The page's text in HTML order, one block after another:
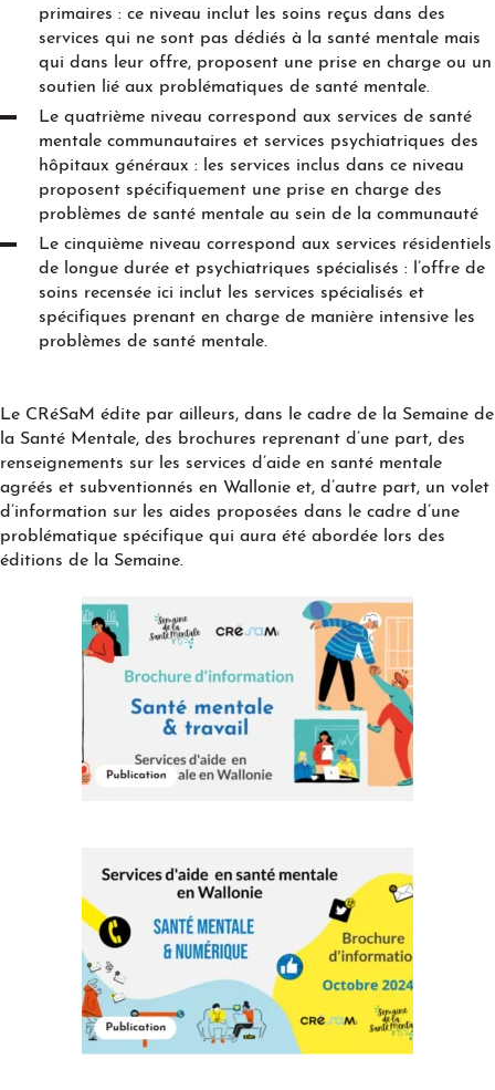
primaires : ce niveau inclut les soins reçus dans des
services qui ne sont pas dédiés à la santé mentale mais
qui dans leur offre, proposent une prise en charge ou un
soutien lié aux problématiques de santé mentale.
Le quatrième niveau correspond aux services de santé
mentale communautaires et services psychiatriques des
hôpitaux généraux : les services inclus dans ce niveau
proposent spécifiquement une prise en charge des
problèmes de santé mentale au sein de la communauté
Le cinquième niveau correspond aux services résidentiels
de longue durée et psychiatriques spécialisés : l’offre de
soins recensée ici inclut les services spécialisés et
spécifiques prenant en charge de manière intensive les
problèmes de santé mentale.
Le CRéSaM édite par ailleurs, dans le cadre de la Semaine de
la Santé Mentale, des brochures reprenant d’une part, des
renseignements sur les services d’aide en santé mentale
agréés et subventionnés en Wallonie et, d’autre part, un volet
d’information sur les aides proposées dans le cadre d’une
problématique spécifique qui aura été abordée lors des
éditions de la Semaine.